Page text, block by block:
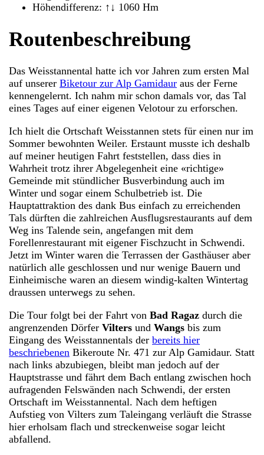
Höhendifferenz: ↑↓ 1060 Hm
Routenbeschreibung
Das Weisstannental hatte ich vor Jahren zum ersten Mal
auf unsererBiketour zur Alp Gamidaur aus der Ferne
kennengelernt. Ich nahm mir schon damals vor, das Tal
eines Tages auf einer eigenen Velotour zu erforschen.
Ich hielt die Ortschaft Weisstannen stets für einen nur im
Sommer bewohnten Weiler. Erstaunt musste ich deshalb
auf meiner heutigen Fahrt feststellen, dass dies in
Wahrheit trotz ihrer Abgelegenheit eine «richtige»
Gemeinde mit stündlicher Busverbindung auch im
Winter und sogar einem Schulbetrieb ist. Die
Hauptattraktion des dank Bus einfach zu erreichenden
Tals dürften die zahlreichen Ausflugsrestaurants auf dem
Weg ins Talende sein, angefangen mit dem
Forellenrestaurant mit eigener Fischzucht in Schwendi.
Jetzt im Winter waren die Terrassen der Gasthäuser aber
natürlich alle geschlossen und nur wenige Bauern und
Einheimische waren an diesem windig-kalten Wintertag
draussen unterwegs zu sehen.
Die Tour folgt bei der Fahrt vonBad Ragaz durch die
angrenzenden DörferVilters undWangs bis zum
Eingang des Weisstannentals derbereits hier
beschriebenen Bikeroute Nr. 471 zur Alp Gamidaur. Statt
nach links abzubiegen, bleibt man jedoch auf der
Hauptstrasse und fährt dem Bach entlang zwischen hoch
aufragenden Felswänden nach Schwendi, der ersten
Ortschaft im Weisstannental. Nach dem heftigen
Aufstieg von Vilters zum Taleingang verläuft die Strasse
hier erholsam flach und streckenweise sogar leicht
abfallend.